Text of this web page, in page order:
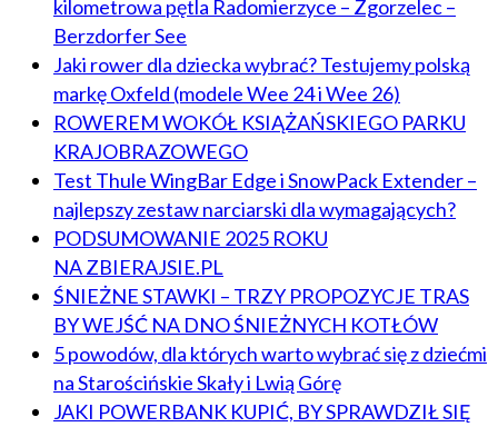
kilometrowa pętla Radomierzyce – Zgorzelec –
Berzdorfer See
Jaki rower dla dziecka wybrać? Testujemy polską
markę Oxfeld (modele Wee 24 i Wee 26)
ROWEREM WOKÓŁ KSIĄŻAŃSKIEGO PARKU
KRAJOBRAZOWEGO
Test Thule WingBar Edge i SnowPack Extender –
najlepszy zestaw narciarski dla wymagających?
PODSUMOWANIE 2025 ROKU
NA ZBIERAJSIE.PL
ŚNIEŻNE STAWKI – TRZY PROPOZYCJE TRAS
BY WEJŚĆ NA DNO ŚNIEŻNYCH KOTŁÓW
5 powodów, dla których warto wybrać się z dziećmi
na Starościńskie Skały i Lwią Górę
JAKI POWERBANK KUPIĆ, BY SPRAWDZIŁ SIĘ